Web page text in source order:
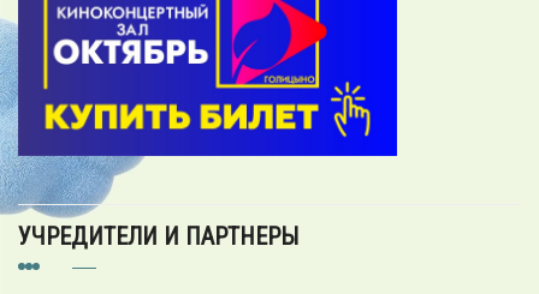
УЧРЕДИТЕЛИ И ПАРТНЕРЫ